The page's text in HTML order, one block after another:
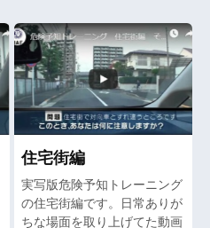
住宅街編
実写版危険予知トレーニング
の住宅街編です。日常ありが
ちな場面を取り上げてた動画